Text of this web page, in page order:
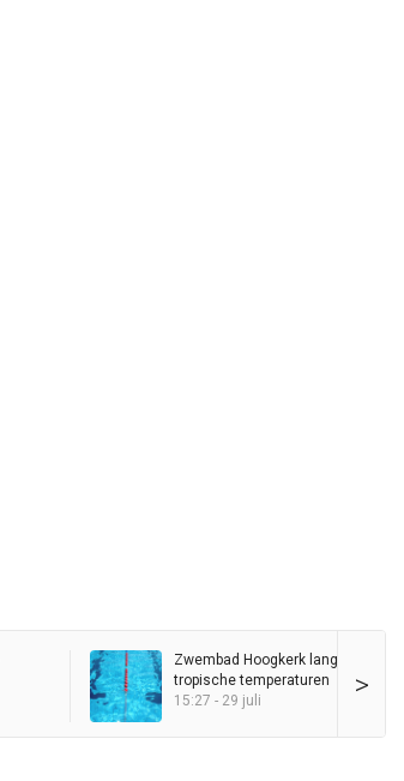
>
Zwembad Hoogkerk langer open
tropische temperaturen
15:27 - 29 juli